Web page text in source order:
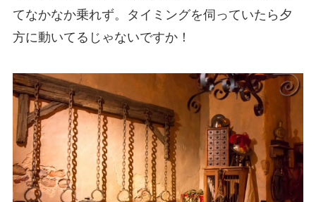
てなかなか乗れず。タイミングを伺っていたら夕
方に動いてるじゃないですか！